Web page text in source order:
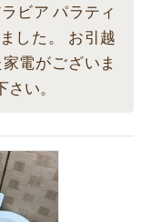
ビア パラティ
した。 お引越
電がございま
い。